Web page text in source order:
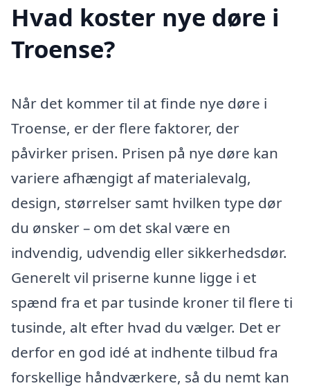
Hvad koster nye døre i
Troense?
Når det kommer til at finde nye døre i
Troense, er der flere faktorer, der
påvirker prisen. Prisen på nye døre kan
variere afhængigt af materialevalg,
design, størrelser samt hvilken type dør
du ønsker – om det skal være en
indvendig, udvendig eller sikkerhedsdør.
Generelt vil priserne kunne ligge i et
spænd fra et par tusinde kroner til flere ti
tusinde, alt efter hvad du vælger. Det er
derfor en god idé at indhente tilbud fra
forskellige håndværkere, så du nemt kan